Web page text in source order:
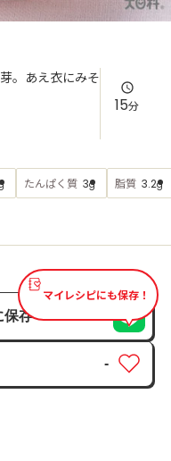
。あえ衣にみそ
15分
たんぱく質 3g 脂質 3.2g
マイレシピにも保存！
保存
-